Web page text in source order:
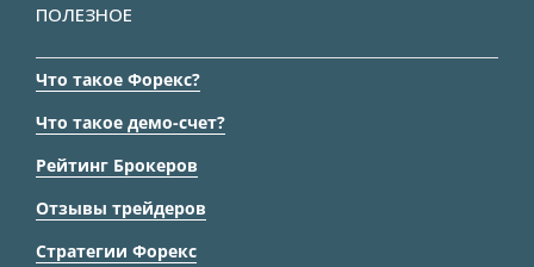
ПОЛЕЗНОЕ
Что такое Форекс?
Что такое демо-счет?
Рейтинг Брокеров
Отзывы трейдеров
Стратегии Форекс